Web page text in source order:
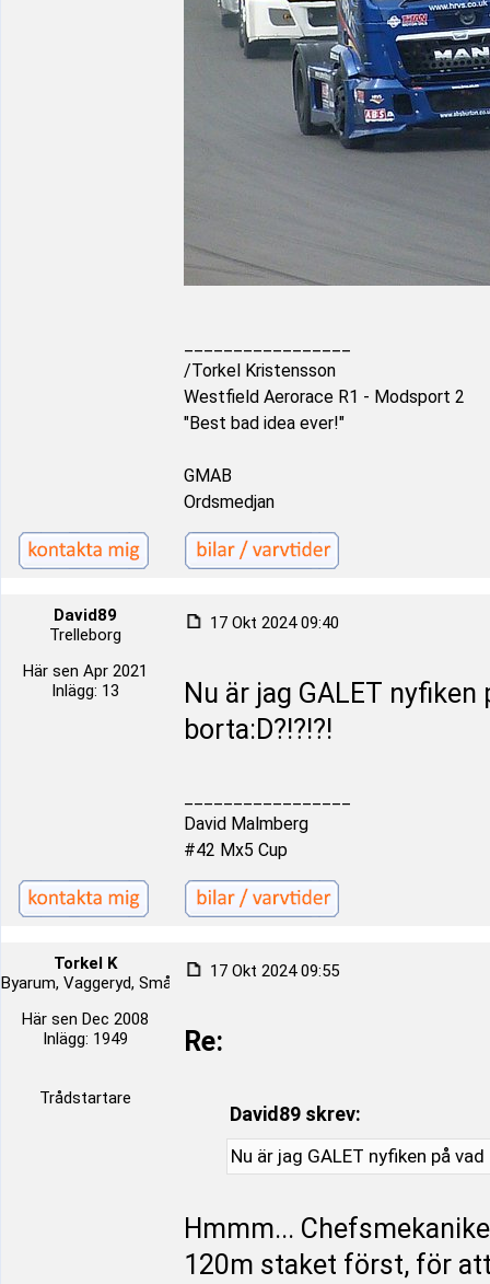
/Torkel Kristensson
Westfield Aerorace R1 - Modsport 2
"Best bad idea ever!"
GMAB
Ordsmedjan
David89
Trelleborg
Här sen Apr 2021
Inlägg: 13
17 Okt 2024 09:40
Nu är jag GALET
borta:D?!?!?!
David Malmberg
#42 Mx5 Cup
Torkel K
Byarum, Vaggeryd, Småland, Sverige
Här sen Dec 2008
Inlägg: 1949
Trådstartare
17 Okt 2024 09:55
Re:
David89 skrev:
Nu är jag GALET nyfiken på
Hmmm...
120m staket först, för